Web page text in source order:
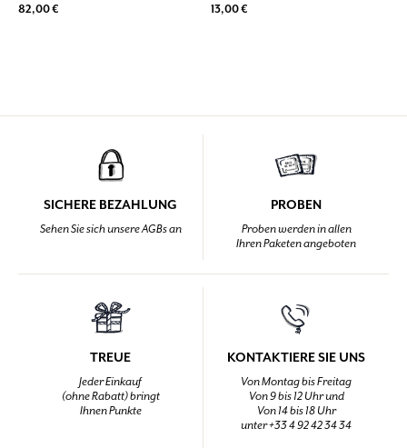
82,00 € 13,00 €
SICHERE BEZAHLUNG
Sehen Sie sich unsere AGBs an
PROBEN
Proben werden in allen
Ihren Paketen angeboten
TREUE
Jeder Einkauf
(ohne Rabatt) bringt
Ihnen Punkte
KONTAKTIERE SIE UNS
Von Montag bis Freitag
Von 9 bis 12 Uhr und
Von 14 bis 18 Uhr
unter +33 4 92 42 34 34